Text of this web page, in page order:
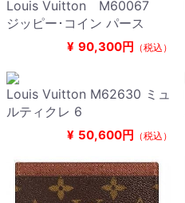
Louis Vuitton M60067
ジッピー･コイン パース
¥ 90,300円 （税込）
Louis Vuitton M62630 ミュ
ルティクレ 6
¥ 50,600円 （税込）